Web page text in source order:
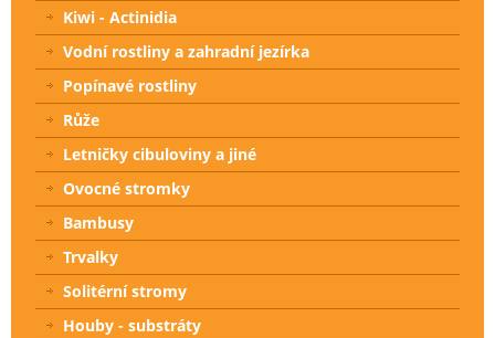
Kiwi - Actinidia
Vodní rostliny a zahradní jezírka
Popínavé rostliny
Růže
Letničky cibuloviny a jiné
Ovocné stromky
Bambusy
Trvalky
Solitérní stromy
Houby - substráty